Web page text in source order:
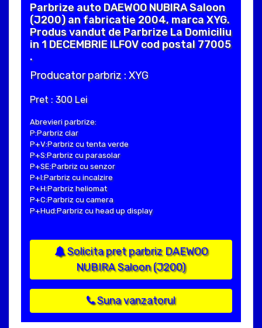
Parbrize auto DAEWOO NUBIRA Saloon
(J200) an fabricatie 2004, marca XYG.
Produs vandut de Parbrize La Domiciliu
in 1 DECEMBRIE ILFOV cod postal 77005
.
Producator parbriz : XYG
Pret : 300 Lei
Abrevieri parbrize:
P:Parbriz clar
P+V:Parbriz cu tenta verde
P+S:Parbriz cu parasolar
P+SE:Parbriz cu senzor
P+I:Parbriz cu incalzire
P+H:Parbriz heliomat
P+C:Parbriz cu camera
P+Hud:Parbriz cu head up display
Solicita pret parbriz DAEWOO
NUBIRA Saloon (J200)
Suna vanzatorul